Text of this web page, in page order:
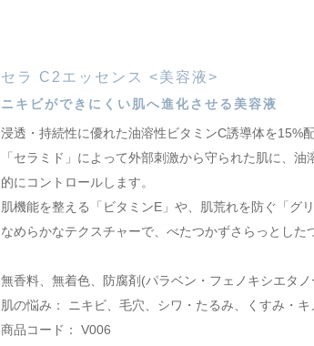
セラ C2エッセンス <美容液>
ニキビができにくい肌へ進化させる美容液
浸透・持続性に優れた油溶性ビタミンC誘導体を15%
「セラミド」によって外部刺激から守られた肌に、
的にコントロールします。
肌機能を整える「ビタミンE」や、肌荒れを防ぐ「グ
なめらかなテクスチャーで、べたつかずさらっとした
無香料、無着色、防腐剤(パラベン・フェノキシエタノ
肌の悩み： ニキビ、毛穴、シワ・たるみ、くすみ・キ
商品コード： V006